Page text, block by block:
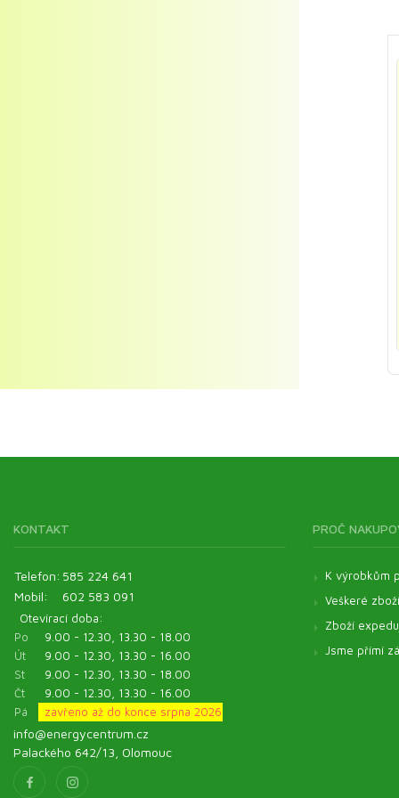
KONTAKT
Telefon: 585 224 641
Mobil:
602 583 091
Otevírací doba:
Po
9.00 - 12.30, 13.30 - 18.00
Út
9.00 - 12.30, 13.30 - 16.00
St
9.00 - 12.30, 13.30 - 18.00
Čt
9.00 - 12.30, 13.30 - 16.00
Pá
zavřeno až do konce srpna 2026
info@energycentrum.cz
Palackého 642/13, Olomouc
PROČ
K výrobkům
Veškeré
Zboží
Jsme přímí